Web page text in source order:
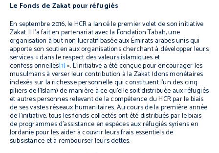
Le Fonds de Zakat pour réfugiés
En septembre 2016, le HCR a lancé le premier volet de son initiative
Zakat. Il l’a fait en partenariat avec la Fondation Tabah, une
organisation à but non lucratif basée aux Émirats arabes unis qui
apporte son soutien aux organisations cherchant à développer leurs
services « dans le respect des valeurs islamiques et
confessionnelles[1]». L’initiative a été conçue pour encourager les
musulmans à verser leur contribution à la Zakat (dons monétaires
indexés sur la richesse personnelle qui constituent l’un des cinq
piliers de l’Islam) de manière à ce qu’elle soit distribuée aux réfugiés
et autres personnes relevant de la compétence du HCR par le biais
de ses vastes réseaux humanitaires. Au cours de la première année
de l’initiative, tous les fonds collectés ont été distribués par le biais
de programmes d’assistance en espèces aux réfugiés syriens en
Jordanie pour les aider à couvrir leurs frais essentiels de
subsistance et à rembourser leurs dettes.